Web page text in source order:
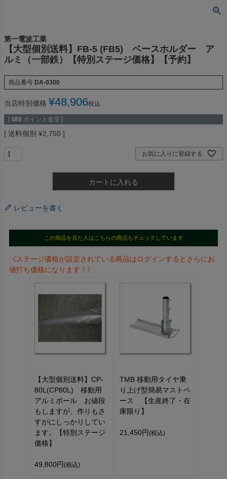
第一電波工業
【大型個別送料】FB-5 (FB5) ベースホルダー ア
ルミ（一部鉄）【特別ステージ価格】【予約】
商品番号 DA-0300
当店特別価格 ¥48,906税込
[ 489 ポイント進呈 ]
送料個別 ¥2,750
お気に入りに登録する
カートに入れる
レビューを書く
この商品を見た人はこちらの商品もチェックしています
《ステージ価格が設定されている商品はログインするとさらにお
値打ち価格になります！》
【大型個別送料】CP-
80L(CP80L) 移動用
アルミポール お値段
もしますが、作りもさ
すがにしっかりしてい
ます。【特別ステージ
価格】
49,800円 (税込)
TMB 移動用タイヤ乗
り上げ型簡易マストベ
ース 【生産終了・在
庫限り】
21,450円 (税込)